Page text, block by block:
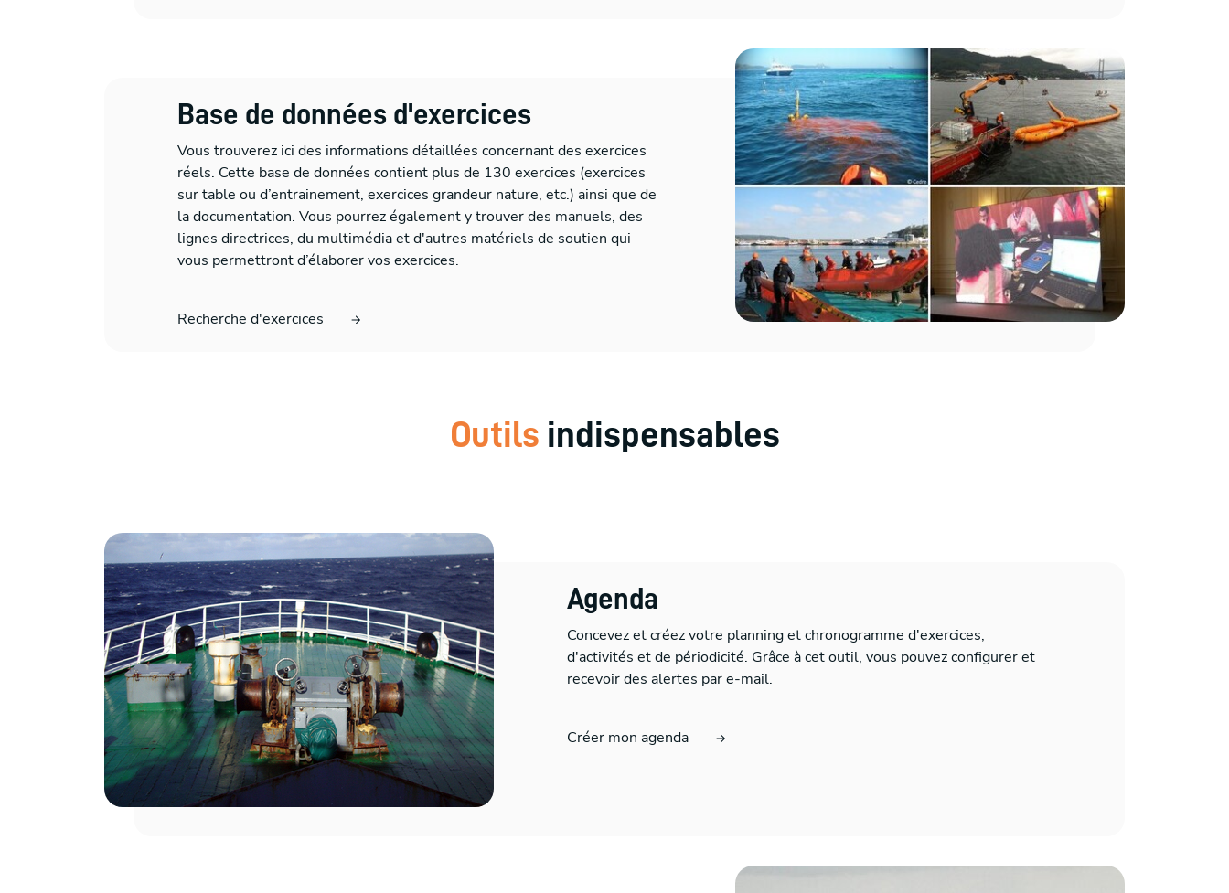
Base de données d'exercices
Vous trouverez ici des informations détaillées concernant des exercices
réels. Cette base de données contient plus de 130 exercices (exercices
sur table ou d’entrainement, exercices grandeur nature, etc.) ainsi que de
la documentation. Vous pourrez également y trouver des manuels, des
lignes directrices, du multimédia et d'autres matériels de soutien qui
vous permettront d’élaborer vos exercices.
Recherche d'exercices
Outils indispensables
Agenda
Concevez et créez votre planning et chronogramme d'exercices,
d'activités et de périodicité. Grâce à cet outil, vous pouvez configurer et
recevoir des alertes par e-mail.
Créer mon agenda